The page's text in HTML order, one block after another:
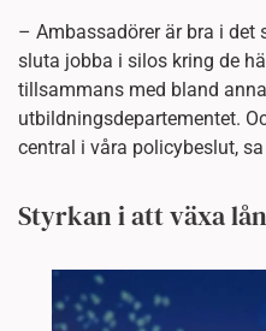
– Ambassadörer är bra i det
sluta jobba i silos kring de
tillsammans med bland
utbildningsdepartementet.
central i våra policybeslut,
Styrkan i att växa